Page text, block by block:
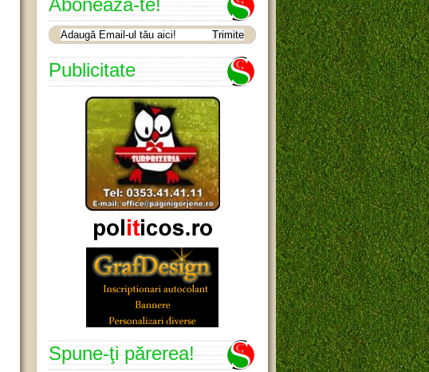
Abonează-te!
Publicitate
Spune-ţi părerea!